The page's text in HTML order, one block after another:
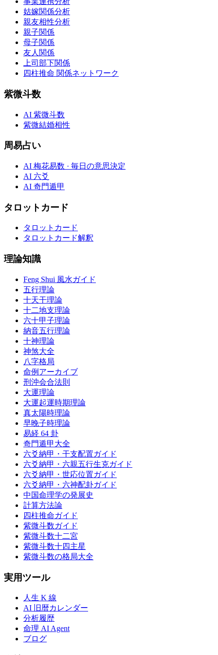
姑嫁関係分析
親友相性分析
親子関係
母子関係
友人関係
上司部下関係
四柱推命 関係ネットワーク
紫微斗数
AI 紫微斗数
紫微結婚相性
周易占い
AI 梅花易数 · 毎日の意思決定
AI 六爻
AI 奇門遁甲
タロットカード
タロットカード
タロットカード解釈
理論知識
Feng Shui 風水ガイド
五行理論
十天干理論
十二地支理論
六十甲子理論
納音五行理論
十神理論
神煞大全
八字格局
命例アーカイブ
刑沖会合法則
大運理論
大運起運時期理論
真太陽時理論
早晚子時理論
易経 64 卦
奇門遁甲大全
六爻納甲・干支配置ガイド
六爻納甲・六親五行生克ガイド
六爻納甲・世応位置ガイド
六爻納甲・六神配卦ガイド
中国命理学の発展史
計算方法論
四柱推命ガイド
紫微斗数ガイド
紫微斗数十二宮
紫微斗数十四主星
紫微斗数の格局大全
実用ツール
人生 K 線
AI 旧暦カレンダー
分析履歴
命理 AI Agent
ブログ